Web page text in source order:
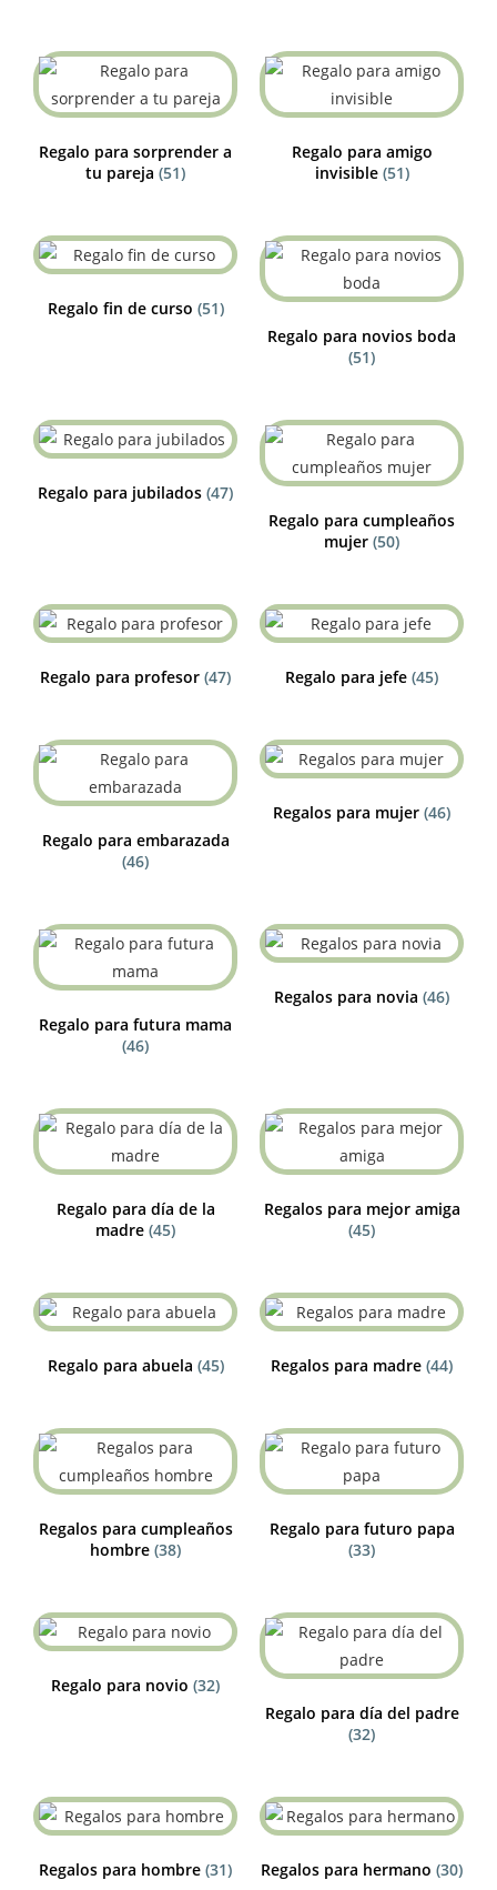
Regalo para sorprender a
tu pareja (51)
Regalo para amigo
invisible (51)
Regalo fin de curso (51)
Regalo para novios boda
(51)
Regalo para jubilados (47)
Regalo para cumpleaños
mujer (50)
Regalo para profesor (47) Regalo para jefe (45)
Regalo para embarazada
(46)
Regalos para mujer (46)
Regalo para futura mama
(46)
Regalos para novia (46)
Regalo para día de la
madre (45)
Regalos para mejor amiga
(45)
Regalo para abuela (45) Regalos para madre (44)
Regalos para cumpleaños
hombre (38)
Regalo para futuro papa
(33)
Regalo para novio (32)
Regalo para día del padre
(32)
Regalos para hombre (31) Regalos para hermano (30)